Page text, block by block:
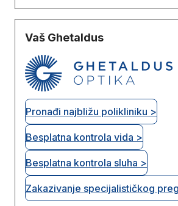
Vaš Ghetaldus
Pronađi najbližu polikliniku >
Besplatna kontrola vida >
Besplatna kontrola sluha >
Zakazivanje specijalističkog